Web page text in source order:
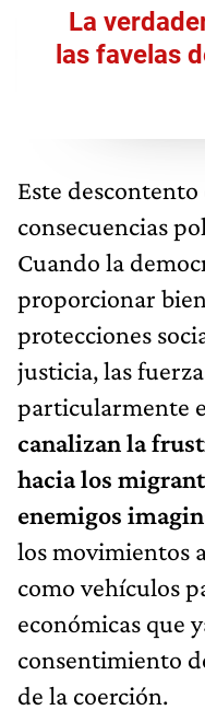
La
las favelas
Este
consecuencias
Cuando la
proporcionar
protecciones
justicia, las
particularmente
canalizan la
hacia los
enemigos
los movimientos
como vehículos
económicas que
consentimiento
de la coerción.